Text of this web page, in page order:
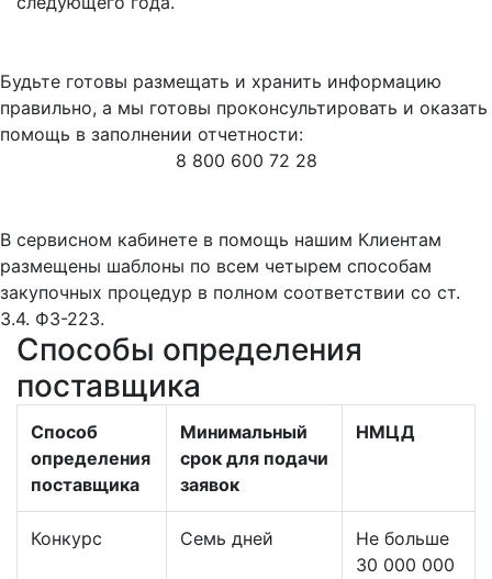
Будьте готовы размещать и хранить информацию
правильно, а мы готовы проконсультировать и оказать
помощь в заполнении отчетности:
8 800 600 72 28
В сервисном кабинете в помощь нашим Клиентам
размещены шаблоны по всем четырем способам
закупочных процедур в полном соответствии со ст.
3.4. ФЗ-223.
Способы определения
поставщика
Способ
определения
поставщика
Минимальный
срок для подачи
заявок
НМЦД
Конкурс Семь дней
Не больше
30 000 000